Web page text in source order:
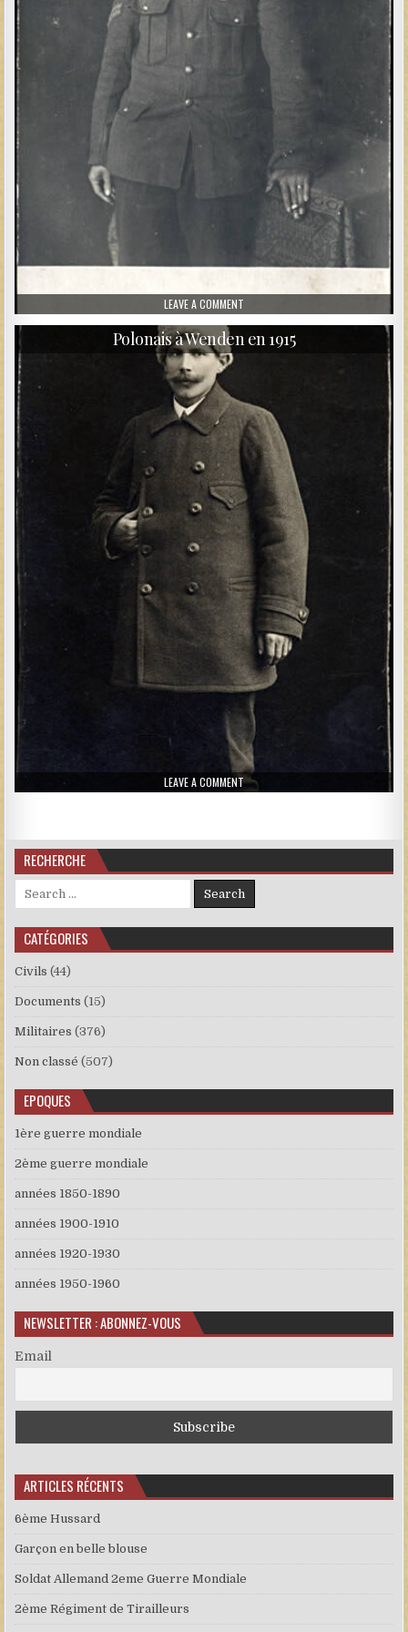
LEAVE A COMMENT
LEAVE A COMMENTON POLONAIS À WENDEN EN 1915
Polonais à Wenden en 1915
RECHERCHE
Search for:
CATÉGORIES
Civils (44)
Documents (15)
Militaires (376)
Non classé (507)
EPOQUES
1ère guerre mondiale
2ème guerre mondiale
années 1850-1890
années 1900-1910
années 1920-1930
années 1950-1960
NEWSLETTER : ABONNEZ-VOUS
Email
ARTICLES RÉCENTS
6ème Hussard
Garçon en belle blouse
Soldat Allemand 2eme Guerre Mondiale
2ème Régiment de Tirailleurs